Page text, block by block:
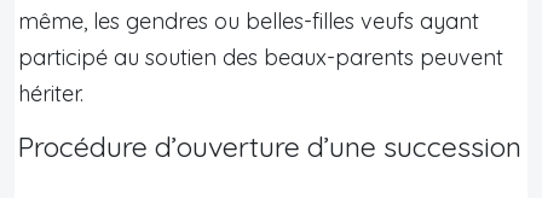
même, les gendres ou belles-filles veufs ayant
participé au soutien des beaux-parents peuvent
hériter.
Procédure d’ouverture d’une succession